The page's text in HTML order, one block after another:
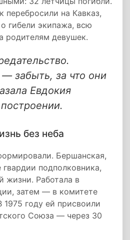
перебросили на Кавказ,
гибели экипажа, всю
родителям девушек.
забыть, за что они
Евдокия
без неба
Бершанская,
подполковника,
жизни. Работала в
затем — в комитете
1975 году ей присвоили
Союза — через 30